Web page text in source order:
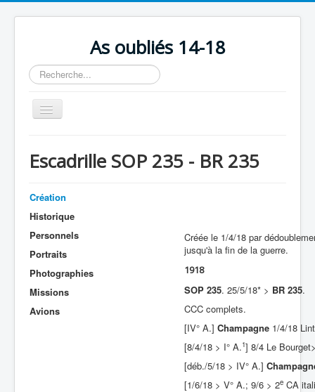
As oubliés 14-18
Rechercher
Basculer
la
Chronologie
Escadrilles
Organisation
Avions
Formation
Doctrines
Escadrille SOP 235 - BR 235
Création
Historique
Personnels
Portraits
Photographies
Missions
Avions
Créée le 1/4/18 par
jusqu'à la fin de la guerre.
1918
SOP 235. 25/5/18* > BR 235.
CCC complets.
[IV° A.] Champagne 1/4/18
[8/4/18 > I° A.1] 8/4 Le
[déb./5/18 > IV° A.]
[1/6/18 > V° A.; 9/6 > 2e CA